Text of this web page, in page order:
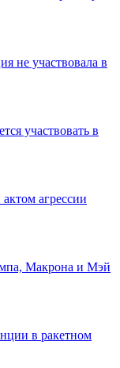
не участвовала в
участвовать в
агрессии
Макрона и Мэй
в ракетном